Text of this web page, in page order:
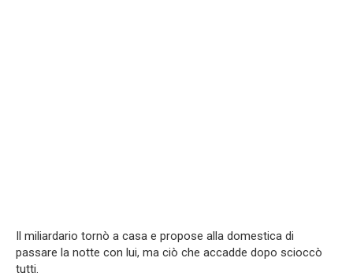
Il miliardario tornò a casa e propose alla domestica di
passare la notte con lui, ma ciò che accadde dopo scioccò
tutti.